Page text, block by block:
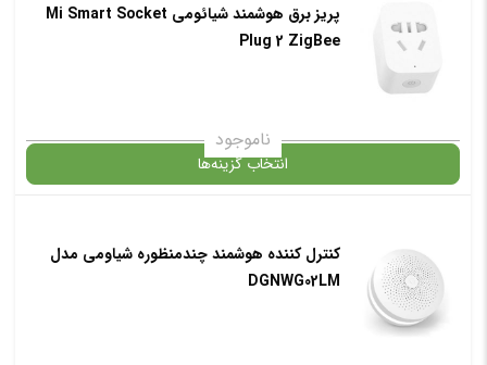
پریز برق هوشمند شیائومی Mi Smart Socket
Plug 2 ZigBee
ناموجود
انتخاب گزینه‌ها
در حال حاضر این محصول در انبار موجود نیست و در دسترس نمی باشد.
✧ چت با پشتیبان واتس آپ
کنترل کننده هوشمند چندمنظوره شیاومی مدل
DGNWG02LM